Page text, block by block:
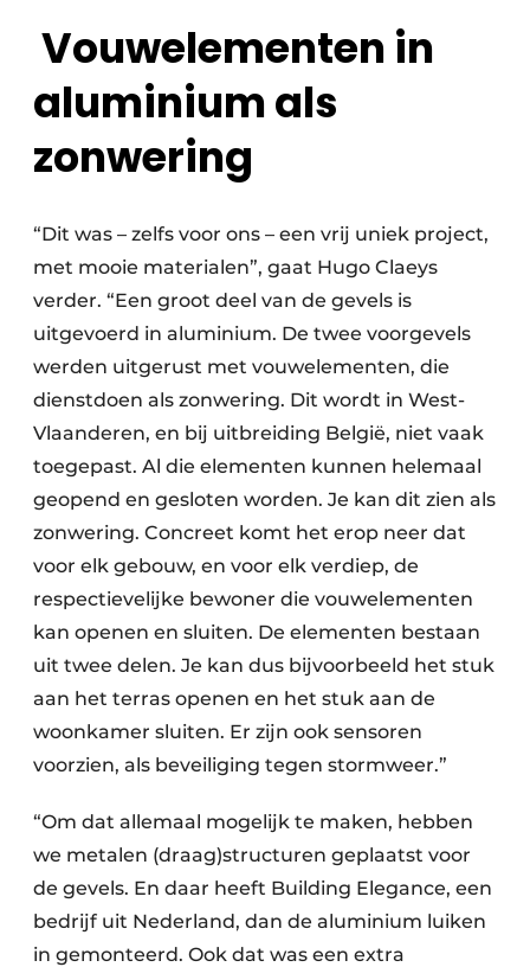
Vouwelementen in
aluminium als
zonwering
“Dit was – zelfs voor ons – een vrij uniek project,
met mooie materialen”, gaat Hugo Claeys
verder. “Een groot deel van de gevels is
uitgevoerd in aluminium. De twee voorgevels
werden uitgerust met vouwelementen, die
dienstdoen als zonwering. Dit wordt in West-
Vlaanderen, en bij uitbreiding België, niet vaak
toegepast. Al die elementen kunnen helemaal
geopend en gesloten worden. Je kan dit zien als
zonwering. Concreet komt het erop neer dat
voor elk gebouw, en voor elk verdiep, de
respectievelijke bewoner die vouwelementen
kan openen en sluiten. De elementen bestaan
uit twee delen. Je kan dus bijvoorbeeld het stuk
aan het terras openen en het stuk aan de
woonkamer sluiten. Er zijn ook sensoren
voorzien, als beveiliging tegen stormweer.”
“Om dat allemaal mogelijk te maken, hebben
we metalen (draag)structuren geplaatst voor
de gevels. En daar heeft Building Elegance, een
bedrijf uit Nederland, dan de aluminium luiken
in gemonteerd. Ook dat was een extra